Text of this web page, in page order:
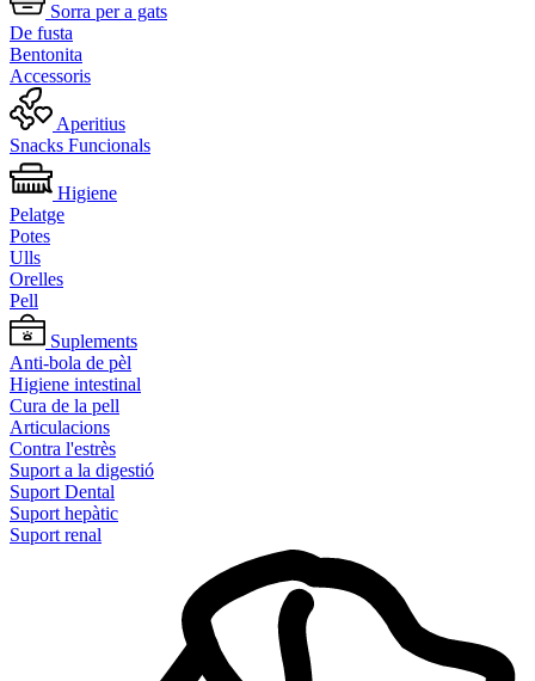
Sorra per a gats
De fusta
Bentonita
Accessoris
Aperitius
Snacks Funcionals
Higiene
Pelatge
Potes
Ulls
Orelles
Pell
Suplements
Anti-bola de pèl
Higiene intestinal
Cura de la pell
Articulacions
Contra l'estrès
Suport a la digestió
Suport Dental
Suport hepàtic
Suport renal